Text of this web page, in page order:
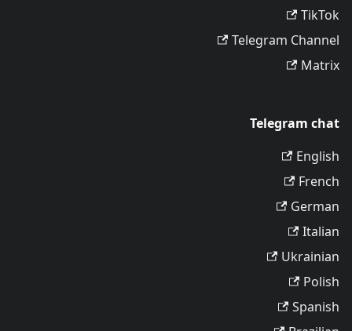
TikTok
Telegram Channel
Matrix
Telegram chat
English
French
German
Italian
Ukrainian
Polish
Spanish